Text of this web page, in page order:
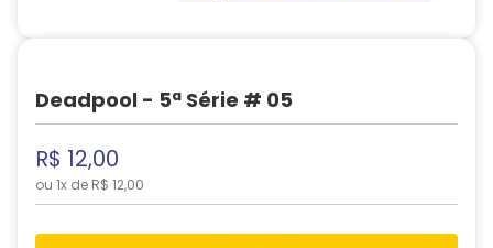
Deadpool - 5ª Série # 05
R$ 12,00
ou 1x de R$ 12,00